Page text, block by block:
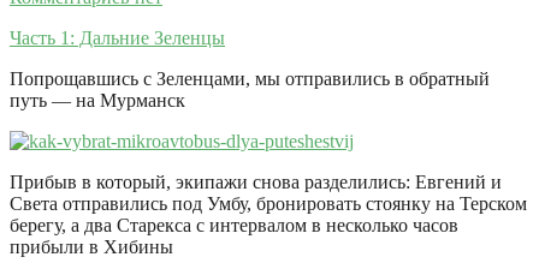
Часть 1: Дальние Зеленцы
Попрощавшись с Зеленцами, мы отправились в обратный
путь — на Мурманск
Прибыв в который, экипажи снова разделились: Евгений и
Света отправились под Умбу, бронировать стоянку на Терском
берегу, а два Старекса с интервалом в несколько часов
прибыли в Хибины